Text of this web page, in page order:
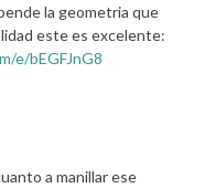
la geometria que
este es excelente:
e/bEGFJnG8
a manillar ese